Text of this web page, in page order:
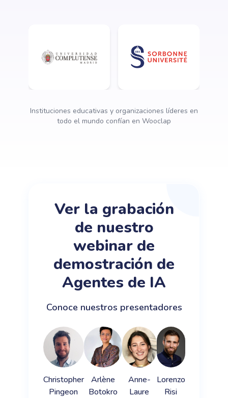
Instituciones educativas y organizaciones líderes en
todo el mundo confían en Wooclap
Ver la grabación
de nuestro
webinar de
demostración de
Agentes de IA
Conoce nuestros presentadores
Christopher
Pingeon
Arlène
Botokro
Anne-
Laure
Lorenzo
Risi